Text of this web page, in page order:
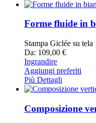
Forme fluide in
Stampa Giclée su tela
Da: 109,00 €
Ingrandire
Aggiungi preferiti
Più Dettagli
Composizione